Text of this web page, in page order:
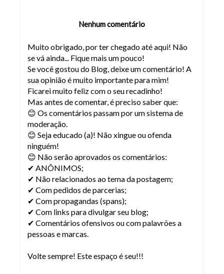
Nenhum comentário
Muito obrigado, por ter chegado até aqui! Não
se vá ainda... Fique mais um pouco!
Se você gostou do Blog, deixe um comentário! A
sua opinião é muito importante para mim!
Ficarei muito feliz com o seu recadinho!
Mas antes de comentar, é preciso saber que:
😊 Os comentários passam por um sistema de
moderação.
😊 Seja educado (a)! Não xingue ou ofenda
ninguém!
😊 Não serão aprovados os comentários:
✔ ANÔNIMOS;
✔ Não relacionados ao tema da postagem;
✔ Com pedidos de parcerias;
✔ Com propagandas (spans);
✔ Com links para divulgar seu blog;
✔ Comentários ofensivos ou com palavrões a
pessoas e marcas.
Volte sempre! Este espaço é seu!!!